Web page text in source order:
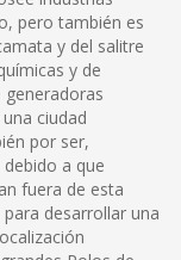
pero también es
y del salitre
y de
ciudad
por ser,
a que
fuera de esta
desarrollar una